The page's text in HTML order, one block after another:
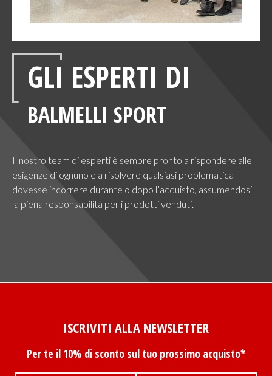
GLI ESPERTI DI
BALMELLI SPORT
Il nostro team di esperti è sempre pronto a rispondere alle
esigenze di ognuno e a risolvere qualsiasi problematica
dovesse incorrere durante o dopo l’acquisto, assumendosi
la piena responsabilità per i prodotti venduti.
ISCRIVITI ALLA NEWSLETTER
Per te il 10% di sconto sul tuo prossimo acquisto*